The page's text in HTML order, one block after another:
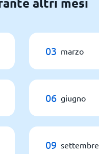
03 marzo
06 giugno
09 settembre